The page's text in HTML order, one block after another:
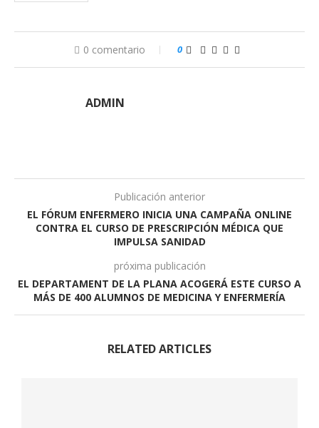
0 comentario 0
ADMIN
Publicación anterior
EL FÓRUM ENFERMERO INICIA UNA CAMPAÑA ONLINE
CONTRA EL CURSO DE PRESCRIPCIÓN MÉDICA QUE
IMPULSA SANIDAD
próxima publicación
EL DEPARTAMENT DE LA PLANA ACOGERÁ ESTE CURSO A
MÁS DE 400 ALUMNOS DE MEDICINA Y ENFERMERÍA
RELATED ARTICLES